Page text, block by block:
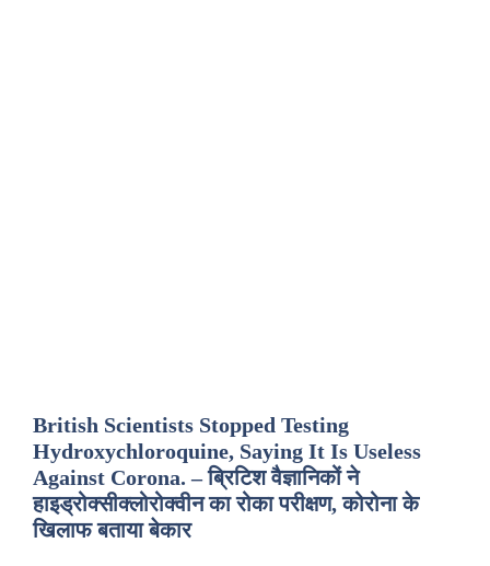
British Scientists Stopped Testing
Hydroxychloroquine, Saying It Is Useless
Against Corona. – ब्रिटिश वैज्ञानिकों ने
हाइड्रोक्सीक्लोरोक्वीन का रोका परीक्षण, कोरोना के
खिलाफ बताया बेकार